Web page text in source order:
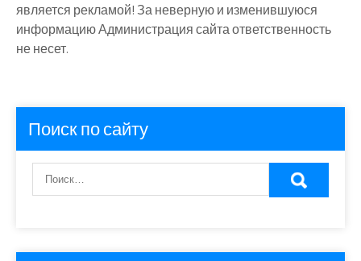
является рекламой! За неверную и изменившуюся
информацию Администрация сайта ответственность
не несет.
Поиск по сайту